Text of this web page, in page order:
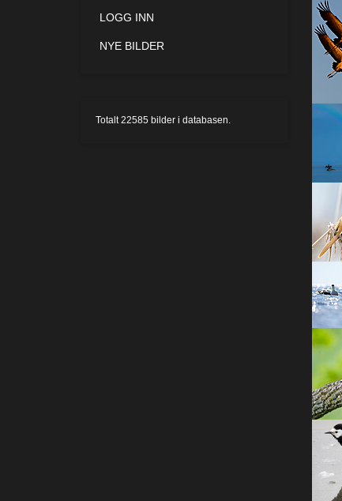
LOGG INN
NYE BILDER
Totalt22585 bilder i databasen.